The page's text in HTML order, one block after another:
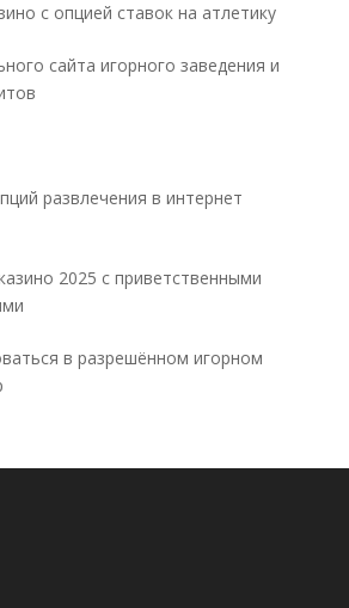
с опцией ставок на атлетику
сайта игорного заведения и
развлечения в интернет
2025 с приветственными
в разрешённом игорном